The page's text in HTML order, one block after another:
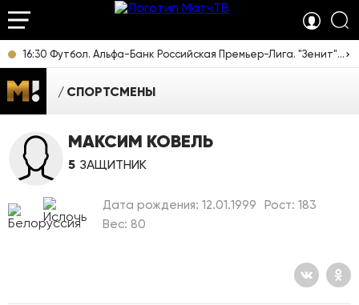
16:30 Футбол. Альфа-Банк Российская Премьер-Лига. "Зенит" (Санкт-Петербург) - "Родина" (Москва). Прямая трансляция
СПОРТСМЕНЫ
МАКСИМ КОВЕЛЬ
5 ЗАЩИТНИК
Дата рождения: 12.01.1999
Рост: 183
Вес: 80